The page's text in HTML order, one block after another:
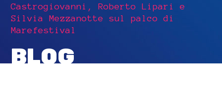
Castrogiovanni, Roberto Lipari e
Silvia Mezzanotte sul palco di
Marefestival
BLOG